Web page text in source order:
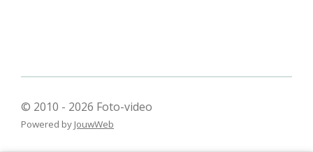
© 2010 - 2026 Foto-video
Powered by JouwWeb